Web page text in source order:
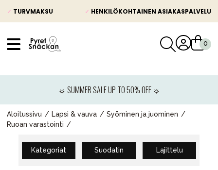
✓ TURVMAKSU ✓ HENKILÖKOHTAINEN ASIAKASPALVELU
☼ SUMMER SALE UP TO 50% OFF ☼
Aloitussivu Lapsi & vauva
Syöminen ja juominen
Ruoan varastointi
Kategoriat Suodatin Lajittelu
Lastenvaunut
Lasten turvaistuimet
Lapsi & vauva